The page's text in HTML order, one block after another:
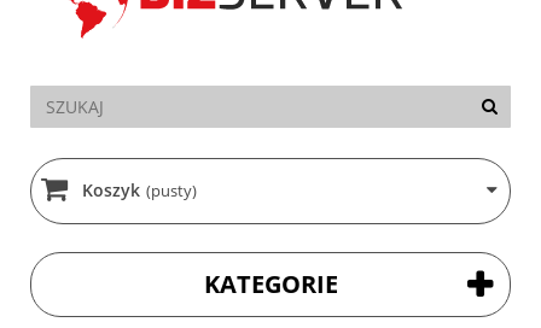
Koszyk (pusty)
KATEGORIE